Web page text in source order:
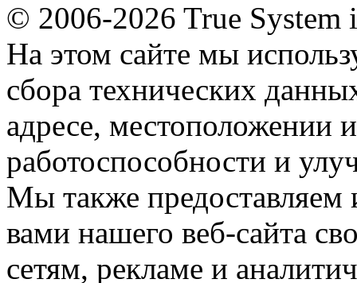
© 2006-2026 True System
На этом сайте мы
сбора технических
адресе, местоположении
работоспособности и
Мы также
вами нашего веб-сайта
сетям, рекламе и